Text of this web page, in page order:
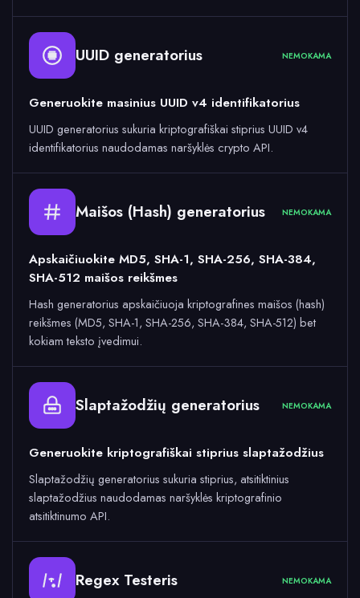
UUID generatorius NEMOKAMA
Generuokite masinius UUID v4 identifikatorius
UUID generatorius sukuria kriptografiškai stiprius UUID v4
identifikatorius naudodamas naršyklės crypto API.
Maišos (Hash) generatorius NEMOKAMA
Apskaičiuokite MD5, SHA-1, SHA-256, SHA-384,
SHA-512 maišos reikšmes
Hash generatorius apskaičiuoja kriptografines maišos (hash)
reikšmes (MD5, SHA-1, SHA-256, SHA-384, SHA-512) bet
kokiam teksto įvedimui.
Slaptažodžių generatorius NEMOKAMA
Generuokite kriptografiškai stiprius slaptažodžius
Slaptažodžių generatorius sukuria stiprius, atsitiktinius
slaptažodžius naudodamas naršyklės kriptografinio
atsitiktinumo API.
Regex Testeris NEMOKAMA